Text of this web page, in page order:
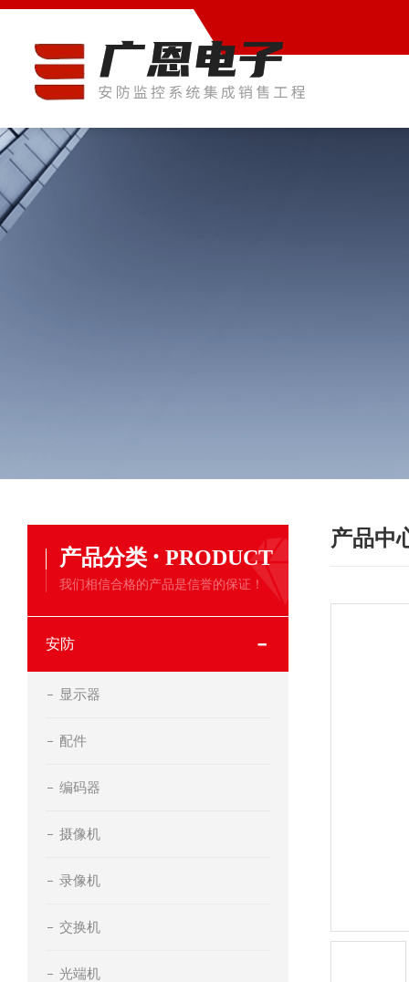
产品分类 · PRODUCT
我们相信合格的产品是信誉的保证！
安防
显示器
配件
编码器
摄像机
录像机
交换机
光端机
产品中